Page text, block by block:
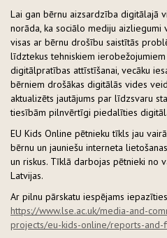
Lai gan bērnu aizsardzība digitālajā
norāda, ka sociālo mediju
visas ar bērnu drošību saistītās
līdztekus tehniskiem
digitālpratības attīstīšanai, vecāku
bērniem drošākas digitālās vides
aktualizēts jautājums par līdzsvaru
tiesībām pilnvērtīgi piedalīties
EU Kids Online pētnieku tīkls jau
bērnu un jauniešu interneta
un riskus. Tīklā darbojas pētnieki no
Latvijas.
Ar pilnu pārskatu iespējams
https://www.lse.ac.uk/media-and-
projects/eu-kids-online/reports-and-